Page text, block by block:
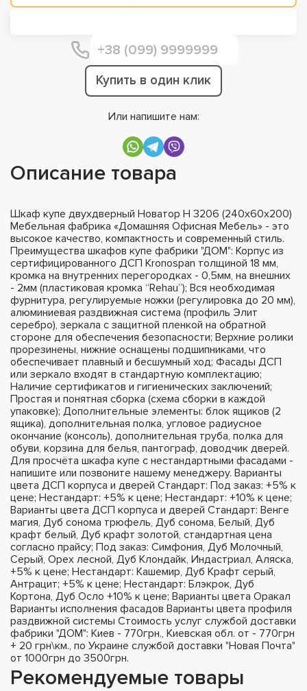
Купить в один клик
Или напишите нам:
Описание товара
Шкаф купе двухдверный Новатор Н 3206 (240х60х200)
Мебельная фабрика «Домашняя Офисная Мебель» - это
высокое качество, компактность и современный стиль.
Преимущества шкафов купе фабрики "ДОМ": Корпус из
сертифицированного ДСП Kronospan толщиной 18 мм,
кромка на внутренних перегородках - 0,5мм, на внешних
- 2мм (пластиковая кромка “Rehau”); Вся необходимая
фурнитура, регулируемые ножки (регулировка до 20 мм),
алюминиевая раздвижная система (профиль Элит
серебро), зеркала с защитной пленкой на обратной
стороне для обеспечения безопасности; Верхние ролики
прорезинены, нижние оснащены подшипниками, что
обеспечивает плавный и бесшумный ход; Фасады ДСП
или зеркало входят в стандартную комплектацию;
Наличие сертификатов и гигиенических заключений;
Простая и понятная сборка (схема сборки в каждой
упаковке); Дополнительные элементы: блок ящиков (2
ящика), дополнительная полка, угловое радиусное
окончание (консоль), дополнительная труба, полка для
обуви, корзина для белья, пантограф, доводчик дверей.
Для просчёта шкафа купе с нестандартными фасадами -
напишите или позвоните нашему менеджеру. Варианты
цвета ДСП корпуса и дверей Стандарт: Под заказ: +5% к
цене; Нестандарт: +5% к цене; Нестандарт: +10% к цене;
Варианты цвета ДСП корпуса и дверей Стандарт: Венге
магия, Дуб сонома трюфель, Дуб сонома, Белый, Дуб
крафт белый, Дуб крафт золотой, стандартная цена
согласно прайсу; Под заказ: Симфония, Дуб Молочный,
Серый, Орех лесной, Дуб Клондайк, Индастриал, Аляска,
+5% к цене; Нестандарт: Кашемир, Дуб Крафт серый,
Антрацит; +5% к цене; Нестандарт: Блэкрок, Дуб
Кортона, Дуб Осло +10% к цене; Варианты цвета Оракал
Варианты исполнения фасадов Варианты цвета профиля
раздвижной системы Стоимость услуг службой доставки
фабрики "ДОМ": Киев - 770грн., Киевская обл. от - 770грн
+ 20 грн\км., по Украине службой доставки "Новая Почта"
от 1000грн до 3500грн.
Рекомендуемые товары